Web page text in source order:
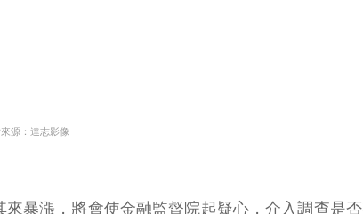
來源：達志影像
暴漲，將會使金融監督院起疑心，介入調查是